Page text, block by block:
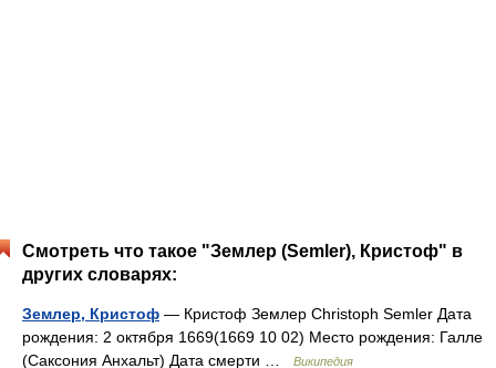
Смотреть что такое "Землер (Semler), Кристоф" в
других словарях:
Землер, Кристоф — Кристоф Землер Christoph Semler Дата
рождения: 2 октября 1669(1669 10 02) Место рождения: Галле
(Саксония Анхальт) Дата смерти …
Википедия